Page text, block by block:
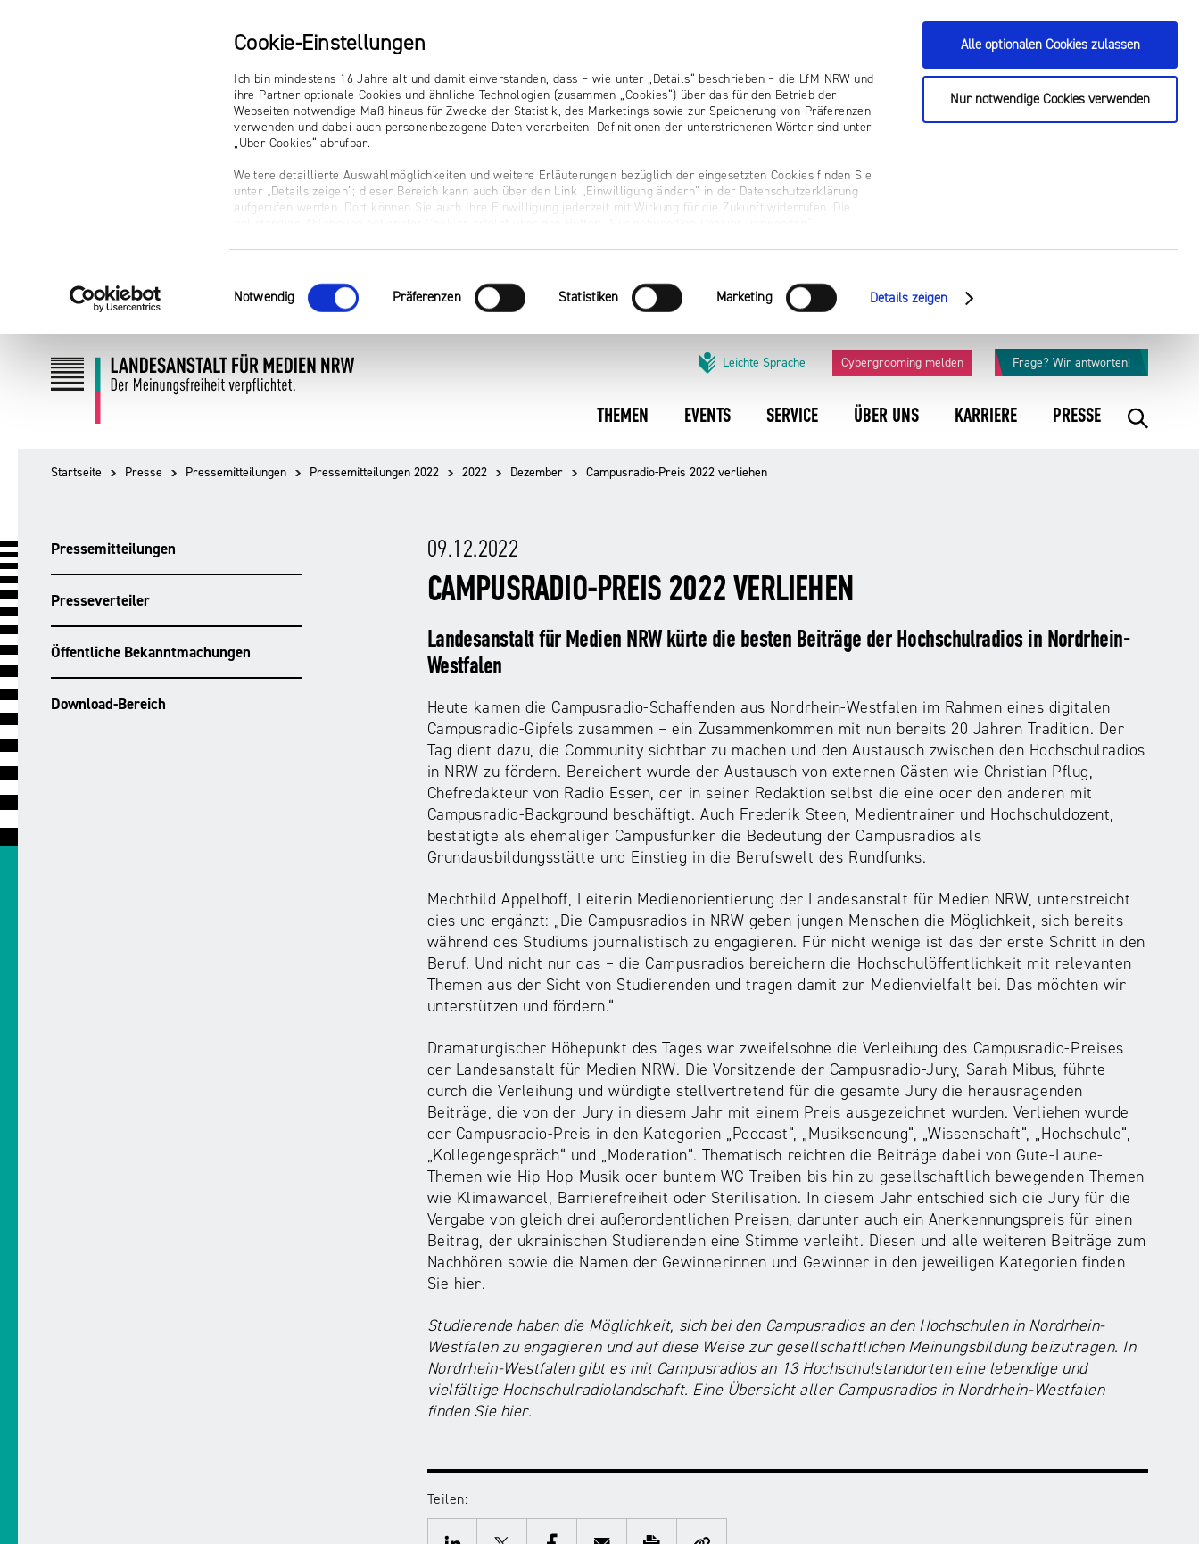
Cookie-Einstellungen
Ich bin mindestens 16 Jahre alt und damit einverstanden, dass – wie unter „Details“ beschrieben – die LfM NRW und
ihre Partner optionale Cookies und ähnliche Technologien (zusammen „Cookies“) über das für den Betrieb der
Webseiten notwendige Maß hinaus für Zwecke der Statistik, des Marketings sowie zur Speicherung von Präferenzen
verwenden und dabei auch personenbezogene Daten verarbeiten. Definitionen der unterstrichenen Wörter sind unter
„Über Cookies“ abrufbar.
Weitere detaillierte Auswahlmöglichkeiten und weitere Erläuterungen bezüglich der eingesetzten Cookies finden Sie
unter „Details zeigen“; dieser Bereich kann auch über den Link „Einwilligung ändern“ in der Datenschutzerklärung
aufgerufen werden. Dort können Sie auch Ihre Einwilligung jederzeit mit Wirkung für die Zukunft widerrufen. Die
Einwilligungsauswahl
Notwendig Präferenzen Statistiken Marketing Details zeigen
Alle optionalen Cookies zulassen
Nur notwendige Cookies verwenden
Inhalt
Navigation
Leichte Sprache Cybergrooming melden Frage? Wir antworten!
THEMEN EVENTS SERVICE ÜBER UNS KARRIERE PRESSE
Startseite Presse Pressemitteilungen Pressemitteilungen 2022 2022 Dezember Campusradio-Preis 2022 verliehen
Pressemitteilungen
Presseverteiler
Öffentliche Bekanntmachungen
Download-Bereich
09.12.2022
CAMPUSRADIO-PREIS 2022 VERLIEHEN
Landesanstalt für Medien NRW kürte die besten Beiträge der Hochschulradios in Nordrhein-
Westfalen
Heute kamen die Campusradio-Schaffenden aus Nordrhein-Westfalen im Rahmen eines digitalen
Campusradio-Gipfels zusammen – ein Zusammenkommen mit nun bereits 20 Jahren Tradition. Der
Tag dient dazu, die Community sichtbar zu machen und den Austausch zwischen den Hochschulradios
in NRW zu fördern. Bereichert wurde der Austausch von externen Gästen wie Christian Pflug,
Chefredakteur von Radio Essen, der in seiner Redaktion selbst die eine oder den anderen mit
Campusradio-Background beschäftigt. Auch Frederik Steen, Medientrainer und Hochschuldozent,
bestätigte als ehemaliger Campusfunker die Bedeutung der Campusradios als
Grundausbildungsstätte und Einstieg in die Berufswelt des Rundfunks.
Mechthild Appelhoff, Leiterin Medienorientierung der Landesanstalt für Medien NRW, unterstreicht
dies und ergänzt: „Die Campusradios in NRW geben jungen Menschen die Möglichkeit, sich bereits
während des Studiums journalistisch zu engagieren. Für nicht wenige ist das der erste Schritt in den
Beruf. Und nicht nur das – die Campusradios bereichern die Hochschulöffentlichkeit mit relevanten
Themen aus der Sicht von Studierenden und tragen damit zur Medienvielfalt bei. Das möchten wir
unterstützen und fördern.“
Dramaturgischer Höhepunkt des Tages war zweifelsohne die Verleihung des Campusradio-Preises
der Landesanstalt für Medien NRW. Die Vorsitzende der Campusradio-Jury, Sarah Mibus, führte
durch die Verleihung und würdigte stellvertretend für die gesamte Jury die herausragenden
Beiträge, die von der Jury in diesem Jahr mit einem Preis ausgezeichnet wurden. Verliehen wurde
der Campusradio-Preis in den Kategorien „Podcast“, „Musiksendung“, „Wissenschaft“, „Hochschule“,
„Kollegengespräch“ und „Moderation“. Thematisch reichten die Beiträge dabei von Gute-Laune-
Themen wie Hip-Hop-Musik oder buntem WG-Treiben bis hin zu gesellschaftlich bewegenden Themen
wie Klimawandel, Barrierefreiheit oder Sterilisation. In diesem Jahr entschied sich die Jury für die
Vergabe von gleich drei außerordentlichen Preisen, darunter auch ein Anerkennungspreis für einen
Beitrag, der ukrainischen Studierenden eine Stimme verleiht. Diesen und alle weiteren Beiträge zum
Nachhören sowie die Namen der Gewinnerinnen und Gewinner in den jeweiligen Kategorien finden
Sie hier.
Studierende haben die Möglichkeit, sich bei den Campusradios an den Hochschulen in Nordrhein-
Westfalen zu engagieren und auf diese Weise zur gesellschaftlichen Meinungsbildung beizutragen. In
Nordrhein-Westfalen gibt es mit Campusradios an 13 Hochschulstandorten eine lebendige und
vielfältige Hochschulradiolandschaft. Eine Übersicht aller Campusradios in Nordrhein-Westfalen
finden Sie hier.
Teilen:
Twitter Facebook Drucken